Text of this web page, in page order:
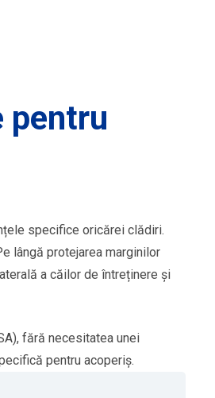
pentru
specifice oricărei clădiri.
lângă protejarea marginilor
a căilor de întreținere și
fără necesitatea unei
pentru acoperiș.